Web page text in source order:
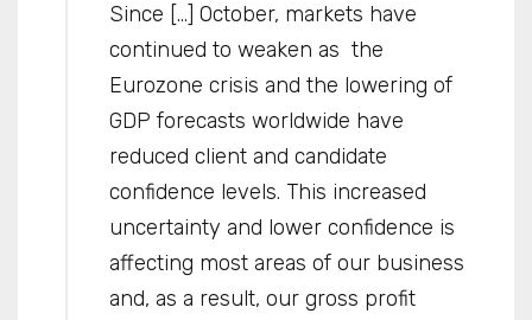
Since […] October, markets have
continued to weaken as the
Eurozone crisis and the lowering of
GDP forecasts worldwide have
reduced client and candidate
confidence levels. This increased
uncertainty and lower confidence is
affecting most areas of our business
and, as a result, our gross profit